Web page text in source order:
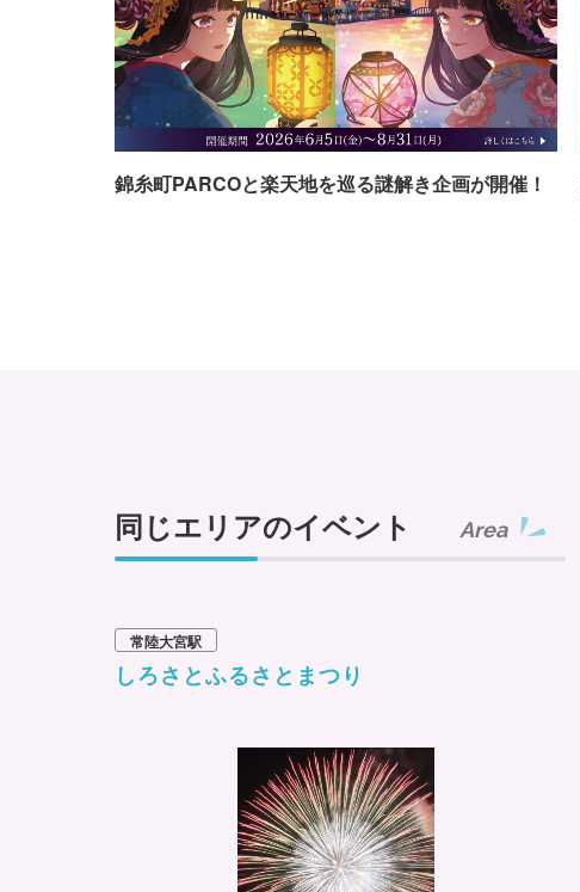
錦糸町PARCOと楽天地を巡る謎解き企画が開催！
同じエリアのイベント Area
常陸大宮駅
しろさとふるさとまつり